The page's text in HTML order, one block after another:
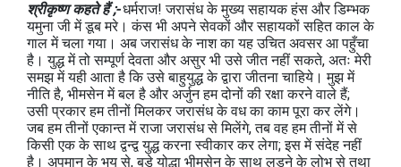
श्रीकृष्ण कहते हैं ;-धर्मराज! जरासंध के मुख्य सहायक हंस और डिम्भक
यमुना जी में डूब मरे। कंस भी अपने सेवकों और सहायकों सहित काल के
गाल में चला गया। अब जरासंध के नाश का यह उचित अवसर आ पहुँचा
है। युद्ध में तो सम्पूर्ण देवता और असुर भी उसे जीत नहीं सकते, अतः मेरी
समझ में यही आता है कि उसे बाहुयुद्ध के द्वारा जीतना चाहिये। मुझ में
नीति है, भीमसेन में बल है और अर्जुन हम दोनों की रक्षा करने वाले हैं;
उसी प्रकार हम तीनों मिलकर जरासंध के वध का काम पूरा कर लेंगे।
जब हम तीनों एकान्त में राजा जरासंध से मिलेंगे, तब वह हम तीनों में से
किसी एक के साथ द्वन्द्व युद्ध करना स्वीकार कर लेगा; इस में संदेह नहीं
है। अपमान के भय से, बड़े योद्धा भीमसेन के साथ लड़ने के लोभ से तथा